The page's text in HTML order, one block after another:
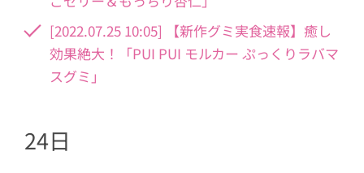
[2022.07.25 10:05] 【新作グミ実食速報】癒し
効果絶大！「PUI PUI モルカー ぷっくりラバマ
スグミ」
24日